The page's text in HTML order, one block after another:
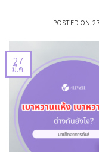
POSTED ON
27
มี.ค.